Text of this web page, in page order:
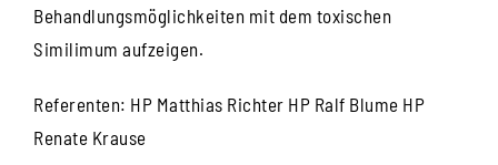
Behandlungsmöglichkeiten mit dem toxischen
Similimum aufzeigen.
Referenten: HP Matthias Richter HP Ralf Blume HP
Renate Krause